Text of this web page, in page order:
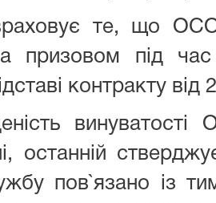
те, що
призовом під час
контракту
останній
пов`язано із